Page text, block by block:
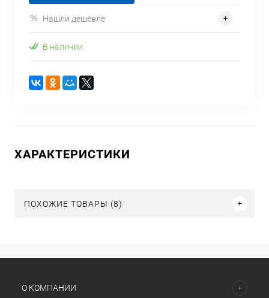
Нашли дешевле
В наличии
ХАРАКТЕРИСТИКИ
ПОХОЖИЕ ТОВАРЫ (8)
О КОМПАНИИ